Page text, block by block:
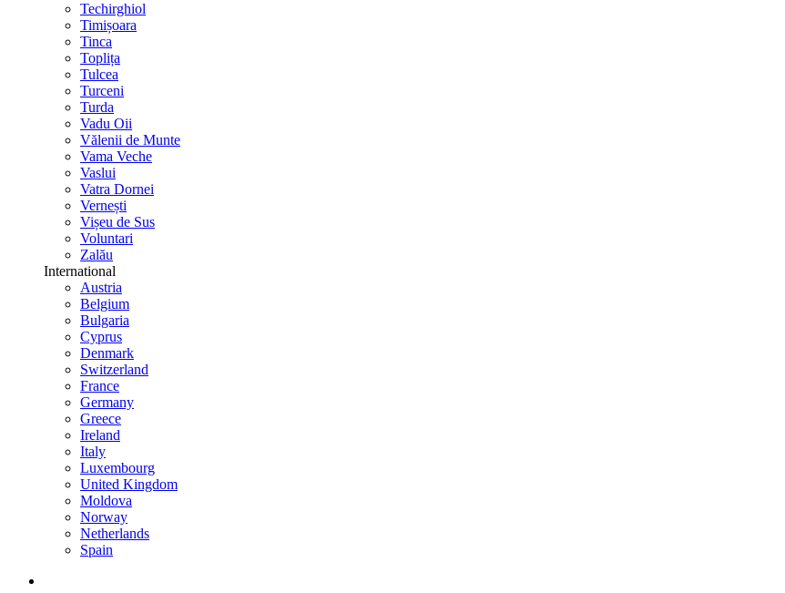
Techirghiol
Timișoara
Tinca
Toplița
Tulcea
Turceni
Turda
Vadu Oii
Vălenii de Munte
Vama Veche
Vaslui
Vatra Dornei
Vernești
Vișeu de Sus
Voluntari
Zalău
International
Austria
Belgium
Bulgaria
Cyprus
Denmark
Switzerland
France
Germany
Greece
Ireland
Italy
Luxembourg
United Kingdom
Moldova
Norway
Netherlands
Spain